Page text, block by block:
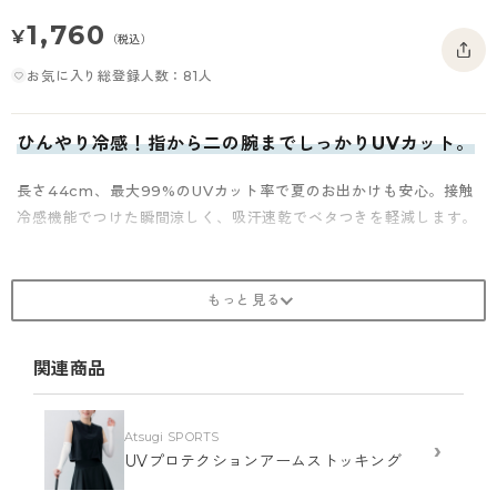
レギンス・スパッツ
- カップ付きインナー
¥1,760 （税込）
お気に入り総登録人数：81人
ひんやり冷感！指から二の腕までしっかりUVカット。
長さ44cm、最大99%のUVカット率で夏のお出かけも安心。接触
冷感機能でつけた瞬間涼しく、吸汗速乾でベタつきを軽減します。
商品紹介
ー。44cmと長めの仕様で親指までしっかりガードします。タイツ
くさを実現。手のひらの形状を考慮したAの滑り止め付きで車や自
転車の運転もラクラク。指先オープンタイプなのでスマホの操作も
しやすい。
アツギが自信をもっておすすめする、つけていて心地良いアームカ
関連商品
Atsugi SPORTS
UVプロテクションアームストッキング ›